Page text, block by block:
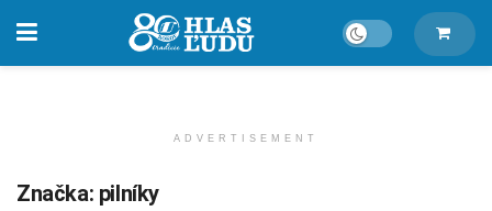
ADVERTISEMENT
Značka: pilníky